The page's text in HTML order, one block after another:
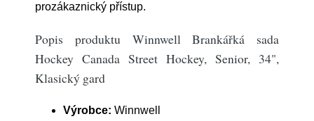
prozákaznický přístup.
Popis produktu Winnwell Brankářká sada
Hockey Canada Street Hockey, Senior, 34",
Klasický gard
Výrobce: Winnwell